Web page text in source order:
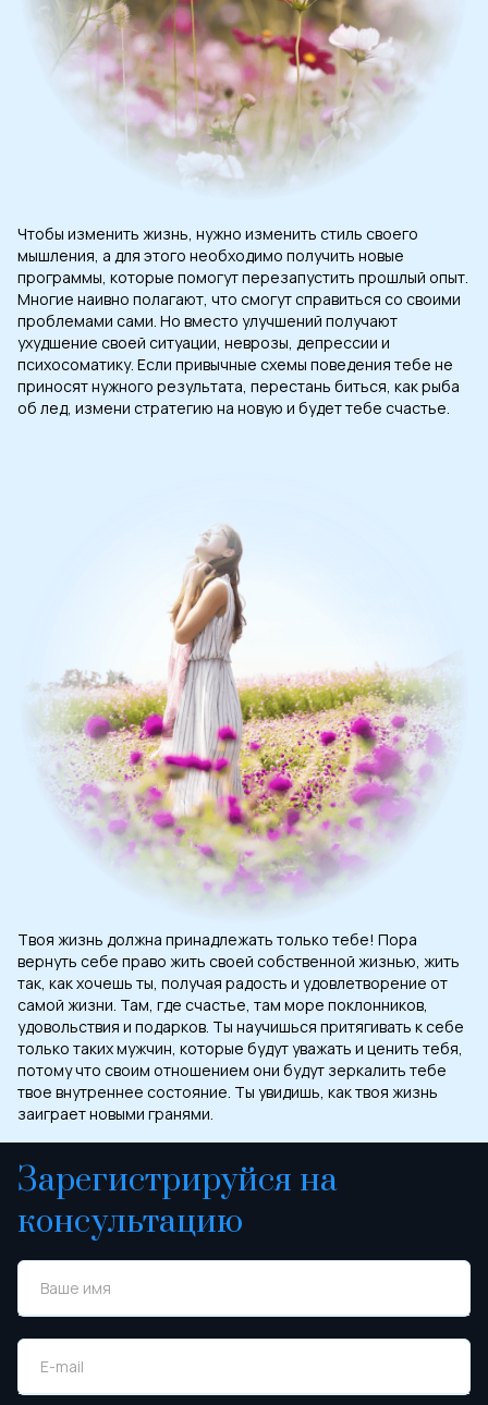
Чтобы изменить жизнь, нужно изменить стиль своего
мышления, а для этого необходимо получить новые
программы, которые помогут перезапустить прошлый опыт.
Многие наивно полагают, что смогут справиться со своими
проблемами сами. Но вместо улучшений получают
ухудшение своей ситуации, неврозы, депрессии и
психосоматику. Если привычные схемы поведения тебе не
приносят нужного результата, перестань биться, как рыба
об лед, измени стратегию на новую и будет тебе счастье.
Твоя жизнь должна принадлежать только тебе! Пора
вернуть себе право жить своей собственной жизнью, жить
так, как хочешь ты, получая радость и удовлетворение от
самой жизни. Там, где счастье, там море поклонников,
удовольствия и подарков. Ты научишься притягивать к себе
только таких мужчин, которые будут уважать и ценить тебя,
потому что своим отношением они будут зеркалить тебе
твое внутреннее состояние. Ты увидишь, как твоя жизнь
заиграет новыми гранями.
Зарегистрируйся на
консультацию